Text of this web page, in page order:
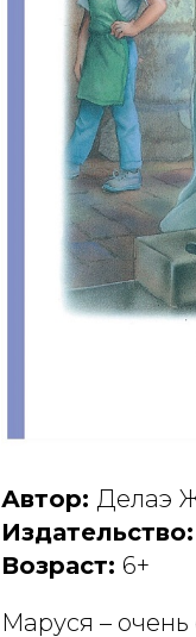
Автор: Делаэ
Издательство:
Возраст: 6+
Маруся – очень